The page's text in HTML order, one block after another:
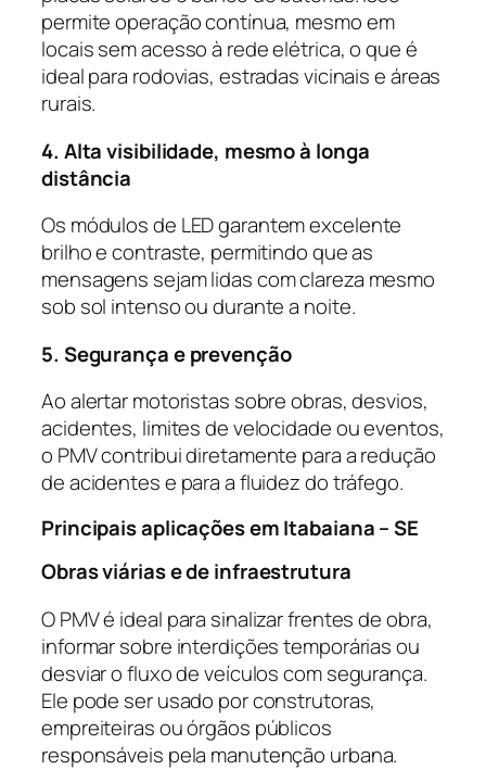
permite operação contínua, mesmo em
locais sem acesso à rede elétrica, o que é
ideal para rodovias, estradas vicinais e áreas
rurais.
4. Alta visibilidade, mesmo à longa
distância
Os módulos de LED garantem excelente
brilho e contraste, permitindo que as
mensagens sejam lidas com clareza mesmo
sob sol intenso ou durante a noite.
5. Segurança e prevenção
Ao alertar motoristas sobre obras, desvios,
acidentes, limites de velocidade ou eventos,
o PMV contribui diretamente para a redução
de acidentes e para a fluidez do tráfego.
Principais aplicações em Itabaiana – SE
Obras viárias e de infraestrutura
O PMV é ideal para sinalizar frentes de obra,
informar sobre interdições temporárias ou
desviar o fluxo de veículos com segurança.
Ele pode ser usado por construtoras,
empreiteiras ou órgãos públicos
responsáveis pela manutenção urbana.